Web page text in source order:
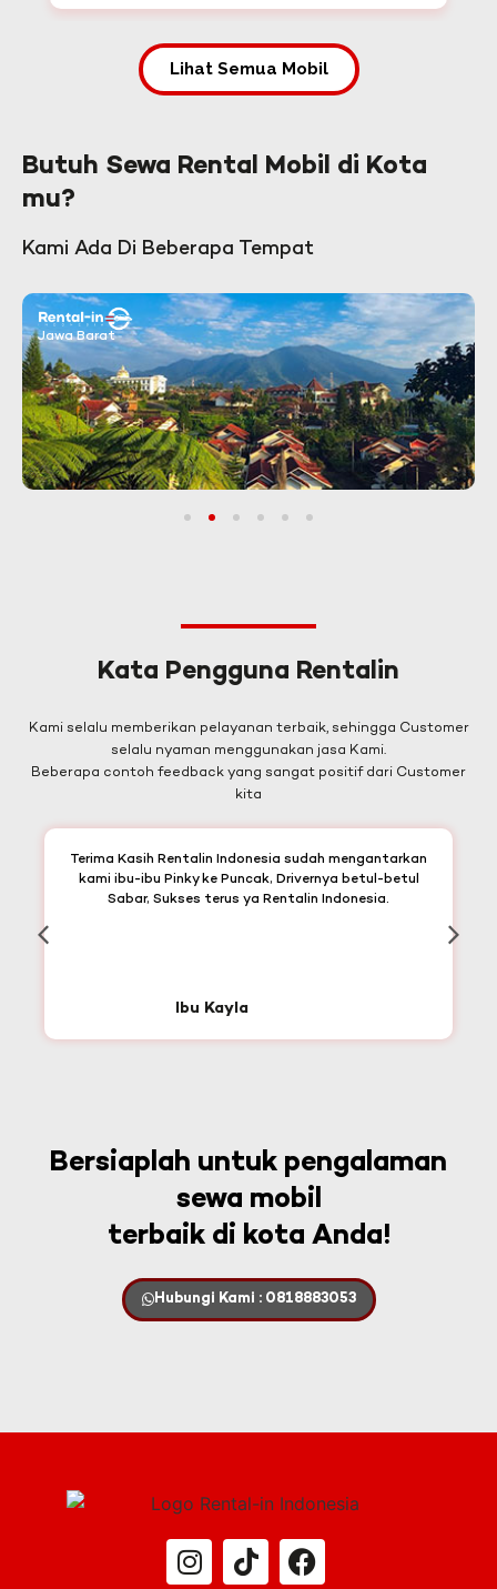
Lihat Semua Mobil
Butuh Sewa Rental Mobil di Kota
mu?
Kami Ada Di Beberapa Tempat
Jawa Barat
3 4 5 6
Kata Pengguna Rentalin
Kami selalu memberikan pelayanan terbaik, sehingga Customer
selalu nyaman menggunakan jasa Kami.
Beberapa contoh feedback yang sangat positif dari Customer
kita
Terima Kasih Rentalin Indonesia sudah mengantarkan
kami ibu-ibu Pinky ke Puncak, Drivernya betul-betul
Sabar, Sukses terus ya Rentalin Indonesia.
Ibu Kayla
Bersiaplah untuk pengalaman
sewa mobil
terbaik di kota Anda!
Hubungi Kami : 0818883053